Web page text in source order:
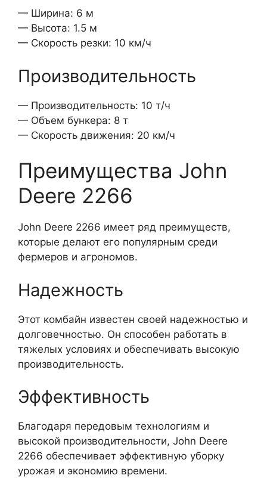
— Ширина: 6 м
— Высота: 1.5 м
— Скорость резки: 10 км/ч
Производительность
— Производительность: 10 т/ч
— Объем бункера: 8 т
— Скорость движения: 20 км/ч
Преимущества John
Deere 2266
John Deere 2266 имеет ряд преимуществ,
которые делают его популярным среди
фермеров и агрономов.
Надежность
Этот комбайн известен своей надежностью и
долговечностью. Он способен работать в
тяжелых условиях и обеспечивать высокую
производительность.
Эффективность
Благодаря передовым технологиям и
высокой производительности, John Deere
2266 обеспечивает эффективную уборку
урожая и экономию времени.